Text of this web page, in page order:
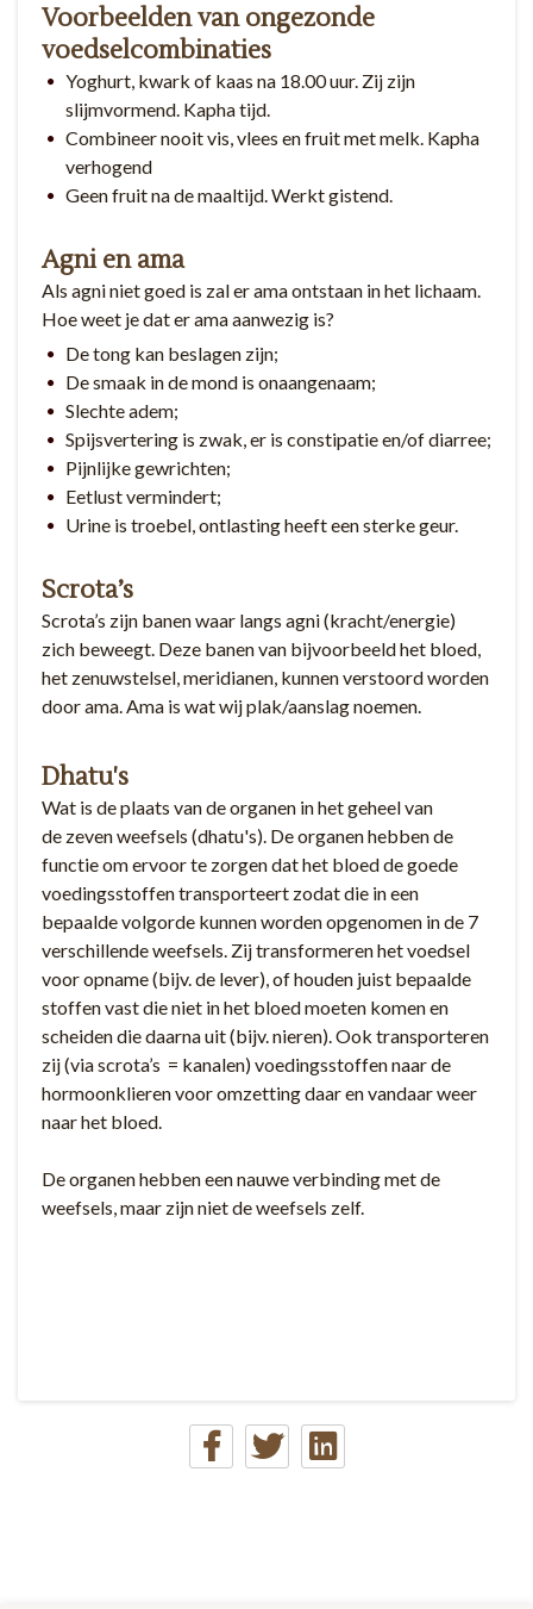
Voorbeelden van ongezonde
voedselcombinaties
Yoghurt, kwark of kaas na 18.00 uur. Zij zijn
slijmvormend. Kapha tijd.
Combineer nooit vis, vlees en fruit met melk. Kapha
verhogend
Geen fruit na de maaltijd. Werkt gistend.
Agni en ama
Als agni niet goed is zal er ama ontstaan in het lichaam.
Hoe weet je dat er ama aanwezig is?
De tong kan beslagen zijn;
De smaak in de mond is onaangenaam;
Slechte adem;
Spijsvertering is zwak, er is constipatie en/of diarree;
Pijnlijke gewrichten;
Eetlust vermindert;
Urine is troebel, ontlasting heeft een sterke geur.
Scrota’s
Scrota’s zijn banen waar langs agni (kracht/energie)
zich beweegt. Deze banen van bijvoorbeeld het bloed,
het zenuwstelsel, meridianen, kunnen verstoord worden
door ama. Ama is wat wij plak/aanslag noemen.
Dhatu's
Wat is de plaats van de organen in het geheel van
de zeven weefsels (dhatu's). De organen hebben de
functie om ervoor te zorgen dat het bloed de goede
voedingsstoffen transporteert zodat die in een
bepaalde volgorde kunnen worden opgenomen in de 7
verschillende weefsels. Zij transformeren het voedsel
voor opname (bijv. de lever), of houden juist bepaalde
stoffen vast die niet in het bloed moeten komen en
scheiden die daarna uit (bijv. nieren). Ook transporteren
zij (via scrota’s = kanalen) voedingsstoffen naar de
hormoonklieren voor omzetting daar en vandaar weer
naar het bloed.
De organen hebben een nauwe verbinding met de
weefsels, maar zijn niet de weefsels zelf.